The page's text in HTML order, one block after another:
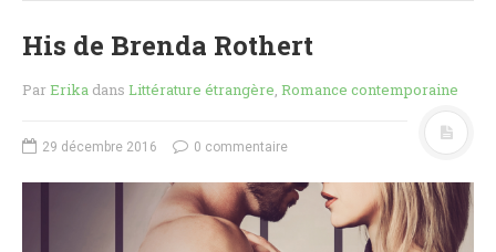
STEVEN
LECTURES
His de Brenda Rothert
ParErika dans Littérature étrangère, Romance contemporaine
29 décembre 2016 0 commentaire